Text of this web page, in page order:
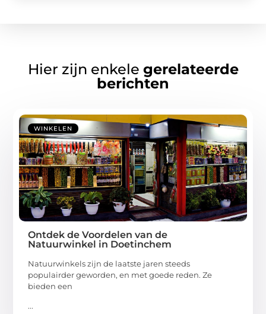
Hier zijn enkele gerelateerde
berichten
WINKELEN
Ontdek de Voordelen van de
Natuurwinkel in Doetinchem
Natuurwinkels zijn de laatste jaren steeds
populairder geworden, en met goede reden. Ze
bieden een
...